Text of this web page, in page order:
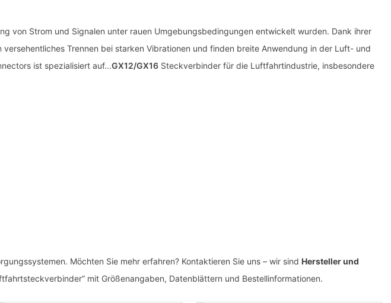
von Strom und Signalen unter rauen Umgebungsbedingungen entwickelt wurden. Dank ihrer
Trennen bei starken Vibrationen und finden breite Anwendung in der Luft- und
ist spezialisiert auf...GX12/GX16 Steckverbinder für die Luftfahrtindustrie, insbesondere
Möchten Sie mehr erfahren? Kontaktieren Sie uns – wir sind Hersteller und
mit Größenangaben, Datenblättern und Bestellinformationen.